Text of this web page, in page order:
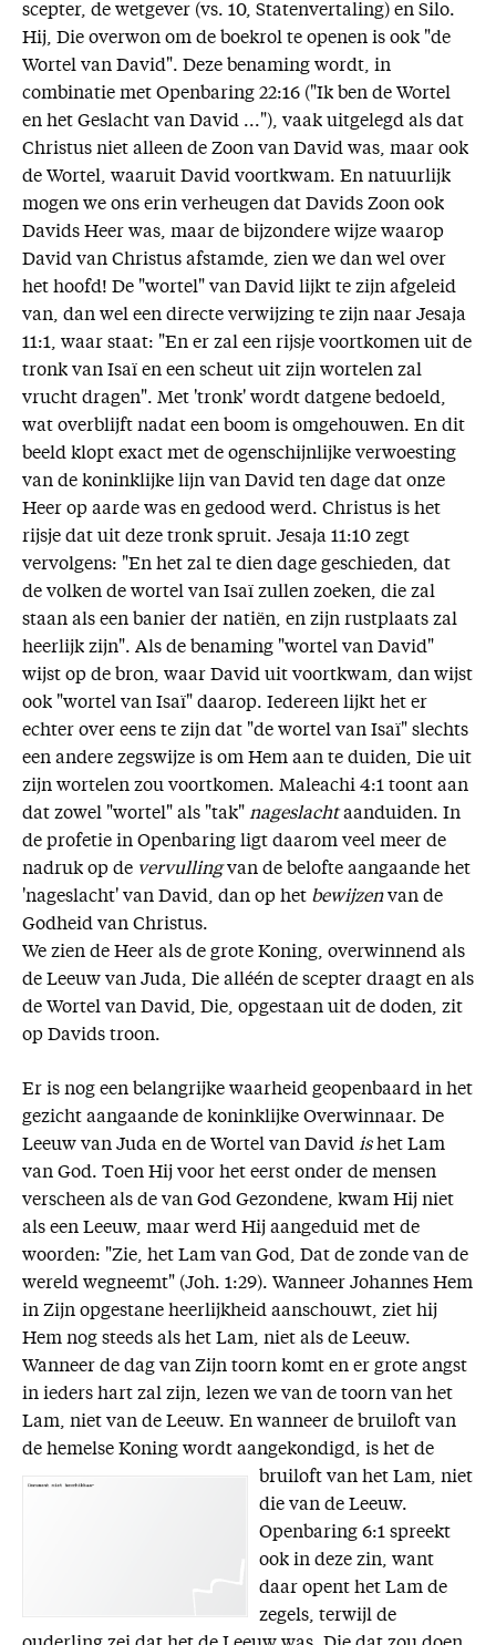
scepter, de wetgever (vs. 10, Statenvertaling) en Silo.
Hij, Die overwon om de boekrol te openen is ook "de
Wortel van David". Deze benaming wordt, in
combinatie met Openbaring 22:16 ("Ik ben de Wortel
en het Geslacht van David ..."), vaak uitgelegd als dat
Christus niet alleen de Zoon van David was, maar ook
de Wortel, waaruit David voortkwam. En natuurlijk
mogen we ons erin verheugen dat Davids Zoon ook
Davids Heer was, maar de bijzondere wijze waarop
David van Christus afstamde, zien we dan wel over
het hoofd! De "wortel" van David lijkt te zijn afgeleid
van, dan wel een directe verwijzing te zijn naar Jesaja
11:1, waar staat: "En er zal een rijsje voortkomen uit de
tronk van Isaï en een scheut uit zijn wortelen zal
vrucht dragen". Met 'tronk' wordt datgene bedoeld,
wat overblijft nadat een boom is omgehouwen. En dit
beeld klopt exact met de ogenschijnlijke verwoesting
van de koninklijke lijn van David ten dage dat onze
Heer op aarde was en gedood werd. Christus is het
rijsje dat uit deze tronk spruit. Jesaja 11:10 zegt
vervolgens: "En het zal te dien dage geschieden, dat
de volken de wortel van Isaï zullen zoeken, die zal
staan als een banier der natiën, en zijn rustplaats zal
heerlijk zijn". Als de benaming "wortel van David"
wijst op de bron, waar David uit voortkwam, dan wijst
ook "wortel van Isaï" daarop. Iedereen lijkt het er
echter over eens te zijn dat "de wortel van Isaï" slechts
een andere zegswijze is om Hem aan te duiden, Die uit
zijn wortelen zou voortkomen. Maleachi 4:1 toont aan
dat zowel "wortel" als "tak" nageslachtaanduiden. In
de profetie in Openbaring ligt daarom veel meer de
nadruk op de vervullingvan de belofte aangaande het
'nageslacht' van David, dan op het bewijzenvan de
Godheid van Christus.
We zien de Heer als de grote Koning, overwinnend als
de Leeuw van Juda, Die alléén de scepter draagt en als
de Wortel van David, Die, opgestaan uit de doden, zit
op Davids troon.
Er is nog een belangrijke waarheid geopenbaard in het
gezicht aangaande de koninklijke Overwinnaar. De
Leeuw van Juda en de Wortel van David ishet Lam
van God. Toen Hij voor het eerst onder de mensen
verscheen als de van God Gezondene, kwam Hij niet
als een Leeuw, maar werd Hij aangeduid met de
woorden: "Zie, het Lam van God, Dat de zonde van de
wereld wegneemt" (Joh. 1:29). Wanneer Johannes Hem
in Zijn opgestane heerlijkheid aanschouwt, ziet hij
Hem nog steeds als het Lam, niet als de Leeuw.
Wanneer de dag van Zijn toorn komt en er grote angst
in ieders hart zal zijn, lezen we van de toorn van het
Lam, niet van de Leeuw. En wanneer de bruiloft van
de hemelse Koning wordt aangekondigd, is het de
bruiloft van het Lam, niet
die van de Leeuw.
Openbaring 6:1 spreekt
ook in deze zin, want
daar opent het Lam de
zegels, terwijl de